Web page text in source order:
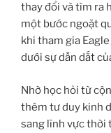
thay đổi và tìm ra
một bước ngoặt
khi tham gia
dưới sự dẫn dắt
Nhờ học hỏi từ
thêm tư duy kinh
sang lĩnh vực thời